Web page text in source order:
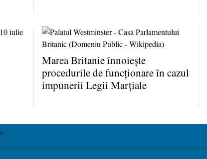
Marea Britanie înnoieşte
procedurile de funcţionare în cazul
impunerii Legii Marţiale